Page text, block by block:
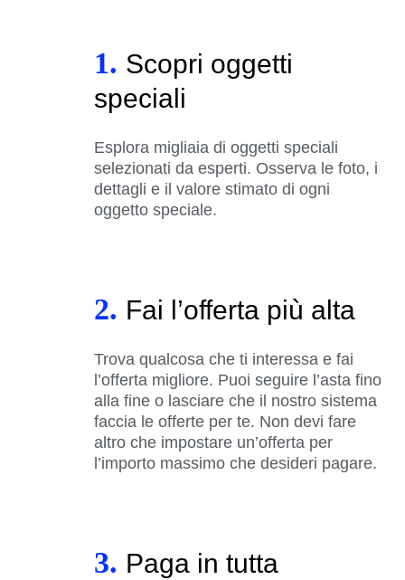
1. Scopri oggetti
speciali
Esplora migliaia di oggetti speciali
selezionati da esperti. Osserva le foto, i
dettagli e il valore stimato di ogni
oggetto speciale.
2. Fai l’offerta più alta
Trova qualcosa che ti interessa e fai
l’offerta migliore. Puoi seguire l’asta fino
alla fine o lasciare che il nostro sistema
faccia le offerte per te. Non devi fare
altro che impostare un’offerta per
l’importo massimo che desideri pagare.
3. Paga in tutta